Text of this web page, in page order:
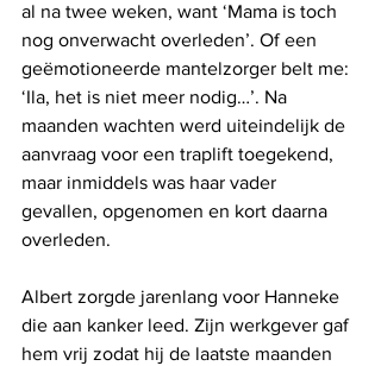
al na twee weken, want ‘Mama is toch
nog onverwacht overleden’. Of een
geëmotioneerde mantelzorger belt me:
‘Ila, het is niet meer nodig…’. Na
maanden wachten werd uiteindelijk de
aanvraag voor een traplift toegekend,
maar inmiddels was haar vader
gevallen, opgenomen en kort daarna
overleden.
Albert zorgde jarenlang voor Hanneke
die aan kanker leed. Zijn werkgever gaf
hem vrij zodat hij de laatste maanden